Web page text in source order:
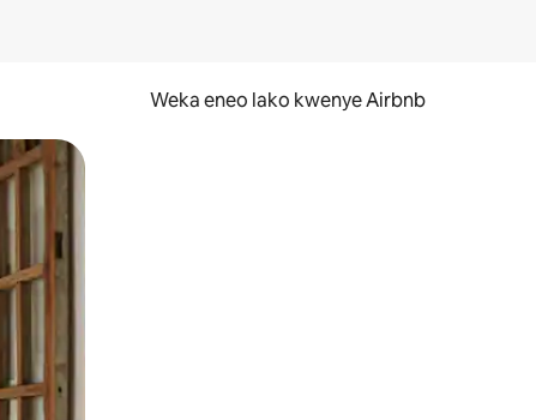
Weka eneo lako kwenye Airbnb